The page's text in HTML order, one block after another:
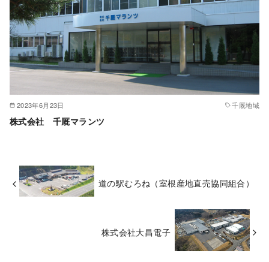
2023年6月23日 千厩地域
株式会社 千厩マランツ
道の駅むろね（室根産地直売協同組合）
株式会社大昌電子